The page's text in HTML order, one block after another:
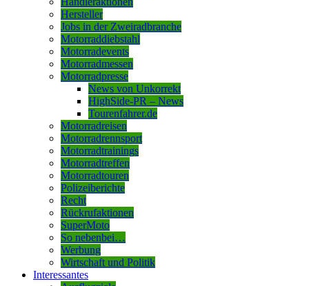
Hersteller
Jobs in der Zweiradbranche
Motorraddiebstahl
Motorradevents
Motorradmessen
Motorradpresse
News von Unkorrekt
HighSide-PR – News
Tourenfahrer.de
Motorradreisen
Motorradrennsport
Motorradtrainings
Motorradtreffen
Motorradtouren
Polizeiberichte
Recht
Rückrufaktionen
SuperMoto
So nebenbei…
Werbung
Wirtschaft und Politik
Interessantes